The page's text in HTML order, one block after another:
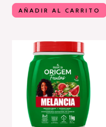
AÑADIR AL CARRITO